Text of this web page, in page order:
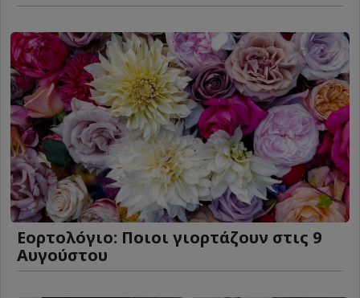
Εορτολόγιο: Ποιοι γιορτάζουν στις 9
Αυγούστου